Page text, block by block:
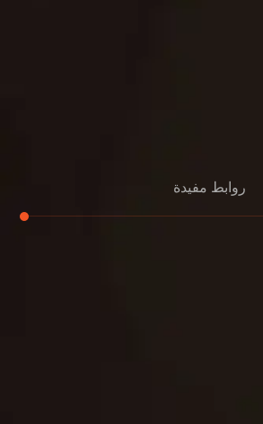
روابط مفيدة